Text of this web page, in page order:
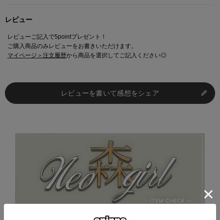
NEO森ガールのコーディネートに取り入れたいキーワード：
ッドアクセ、ナチュラル、レース、ファー】
モニターの設定状況によって、実際の商品と 若干色が異なる場合がございま
す。
ご迷惑をお掛け致しますが 何卒ご了承下さいますようお願い致します。
レビュー
レビューご記入で5pointプレゼント！
ご購入商品のみレビューをお書きいただけます。
マイページ＞注文履歴から商品を選択してご記入ください◎
レビューを書いて感想をシェア